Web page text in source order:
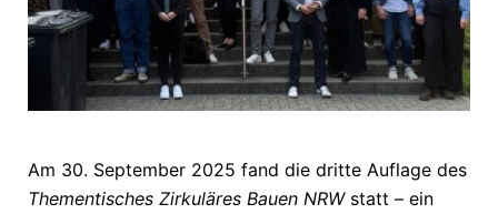
Am 30. September 2025 fand die dritte Auflage des
Thementisches Zirkuläres Bauen NRWstatt – ein